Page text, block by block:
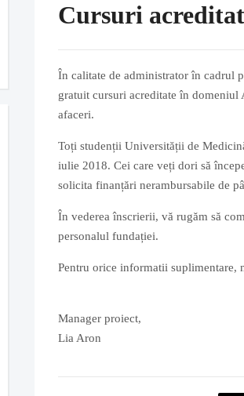
Cursuri
În calitate de administrator în cadrul
gratuit cursuri acreditate în domeniul
afaceri.
Toți studenții Universității de
iulie 2018. Cei care veți dori să
solicita finanțări nerambursabile de
În vederea înscrierii, vă rugăm să
personalul fundației.
Pentru orice informatii suplimentare,
Manager proiect,
Lia Aron